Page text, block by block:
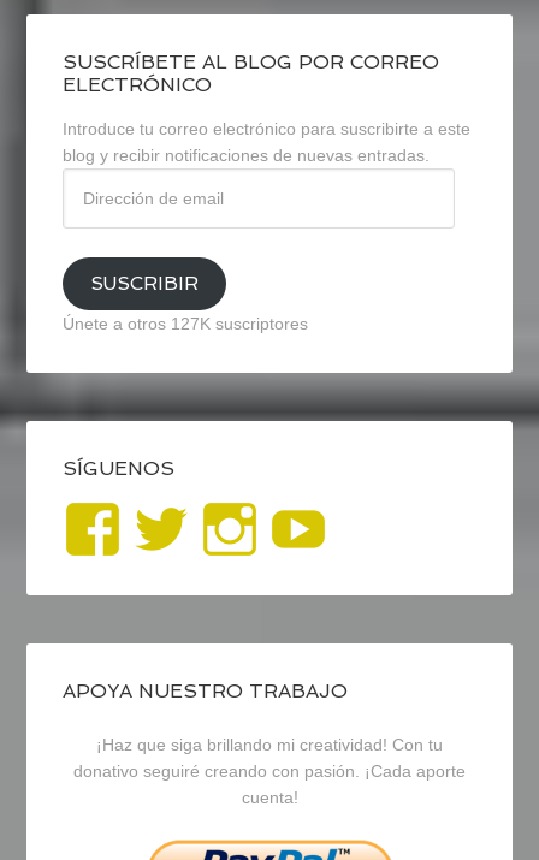
SUSCRÍBETE AL BLOG POR CORREO
ELECTRÓNICO
Introduce tu correo electrónico para suscribirte a este
blog y recibir notificaciones de nuevas entradas.
email
SUSCRIBIR
Únete a otros 127K suscriptores
SÍGUENOS
Ver
perfil
de
blogrecursosep
en
Facebook
Ver
perfil
de
recursosep
en
Twitter
Ver
perfil
de
recursosep
en
Instagram
APOYA NUESTRO TRABAJO
¡Haz que siga brillando mi creatividad! Con tu
donativo seguiré creando con pasión. ¡Cada aporte
cuenta!